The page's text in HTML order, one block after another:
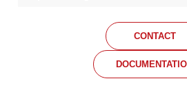
CONTACT